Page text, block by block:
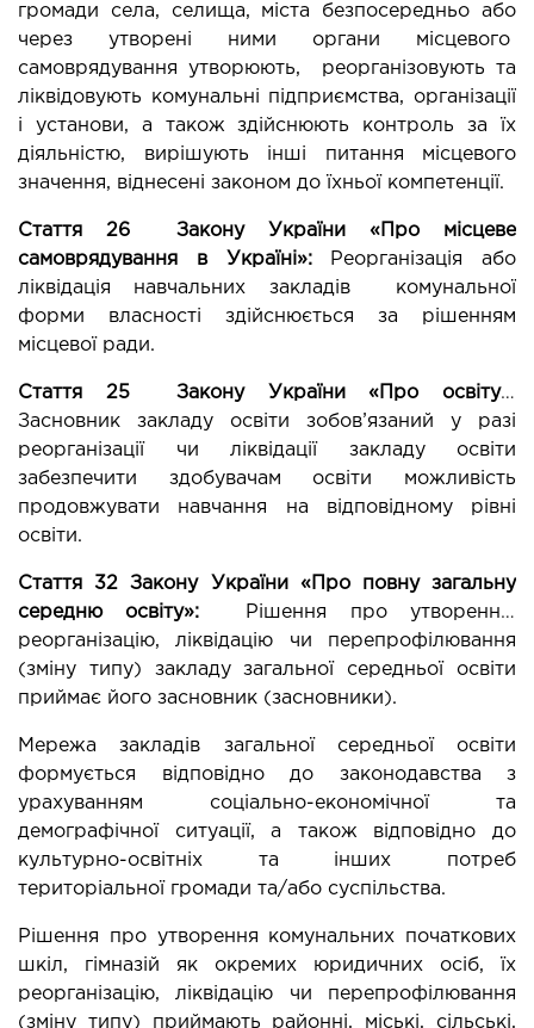
громади села, селища, міста безпосередньо або
через утворені ними органи місцевого
самоврядування утворюють,  реорганізовують та
ліквідовують комунальні підприємства, організації
і установи, а також здійснюють контроль за їх
діяльністю, вирішують інші питання місцевого
значення, віднесені законом до їхньої компетенції.
Стаття 26  Закону України «Про місцеве
самоврядування в Україні»:
Реорганізація або
ліквідація навчальних закладів  комунальної
форми власності здійснюється за рішенням
місцевої ради.
Стаття 25
Закону України «Про освіту»:
Засновник закладу освіти зобов’язаний у разі
реорганізації чи ліквідації закладу освіти
забезпечити здобувачам освіти можливість
продовжувати навчання на відповідному рівні
освіти.
Стаття 32 Закону України «Про повну загальну
середню освіту»: Рішення про утворення,
реорганізацію, ліквідацію чи перепрофілювання
(зміну типу) закладу загальної середньої освіти
приймає його засновник (засновники).
Мережа закладів загальної середньої освіти
формується відповідно до законодавства з
урахуванням соціально-економічної та
демографічної ситуації, а також відповідно до
культурно-освітніх та інших потреб
територіальної громади та/або суспільства.
Рішення про утворення комунальних початкових
шкіл, гімназій як окремих юридичних осіб, їх
реорганізацію, ліквідацію чи перепрофілювання
(зміну типу) приймають районні, міські, сільські,